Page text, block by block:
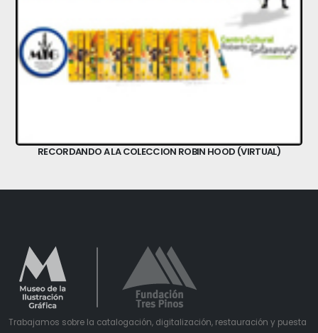
RECORDANDO A LA COLECCION ROBIN HOOD (VIRTUAL)
Trabajamos sobre la catalogación, digitalización, restauración y puesta